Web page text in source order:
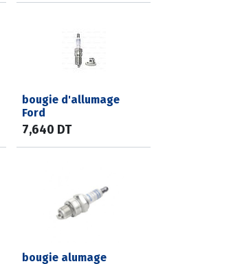
bougie d'allumage
Ford
7,640 DT
bougie alumage